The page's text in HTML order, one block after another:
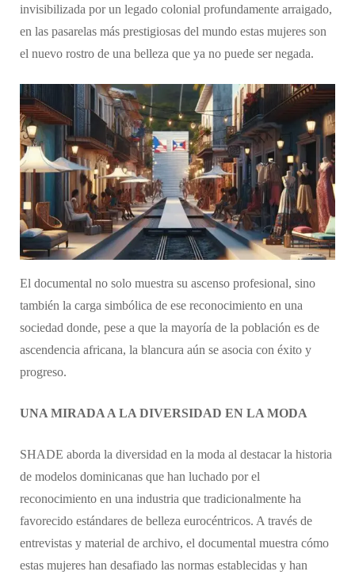
invisibilizada por un legado colonial profundamente arraigado,
en las pasarelas más prestigiosas del mundo estas mujeres son
el nuevo rostro de una belleza que ya no puede ser negada.
El documental no solo muestra su ascenso profesional, sino
también la carga simbólica de ese reconocimiento en una
sociedad donde, pese a que la mayoría de la población es de
ascendencia africana, la blancura aún se asocia con éxito y
progreso.
UNA MIRADA A LA DIVERSIDAD EN LA MODA
SHADE aborda la diversidad en la moda al destacar la historia
de modelos dominicanas que han luchado por el
reconocimiento en una industria que tradicionalmente ha
favorecido estándares de belleza eurocéntricos. A través de
entrevistas y material de archivo, el documental muestra cómo
estas mujeres han desafiado las normas establecidas y han